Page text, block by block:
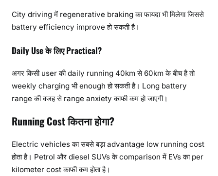
City driving में regenerative braking का फायदा भी मिलेगा जिससे
battery efficiency improve हो सकती है।
Daily Use के लिए Practical?
अगर किसी user की daily running 40km से 60km के बीच है तो
weekly charging भी enough हो सकती है। Long battery
range की वजह से range anxiety काफी कम हो जाएगी।
Running Cost कितना होगा?
Electric vehicles का सबसे बड़ा advantage low running cost
होता है। Petrol और diesel SUVs के comparison में EVs का per
kilometer cost काफी कम होता है।